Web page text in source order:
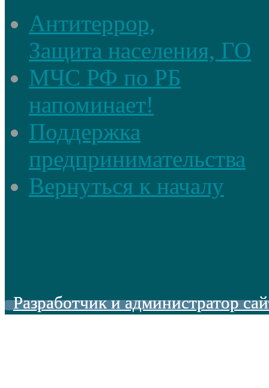
Антитеррор,
Защита населения, ГО
МЧС РФ по РБ
напоминает!
Поддержка
предпринимательства
Вернуться к началу
Разработчик и администратор